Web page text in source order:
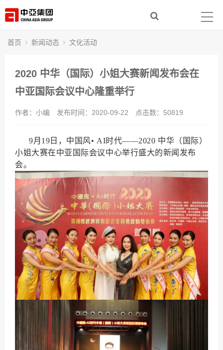
新闻动态
社会责任
人力资源
首页 新闻动态 文化活动
2020 中华（国际）小姐大赛新闻发布会在
中亚国际会议中心隆重举行
作者：小编 发布时间：2020-09-22 点击数： 50819
9月19日，中国风• AI时代——2020 中华（国际）
小姐大赛在中亚国际会议中心举行盛大的新闻发布
会。